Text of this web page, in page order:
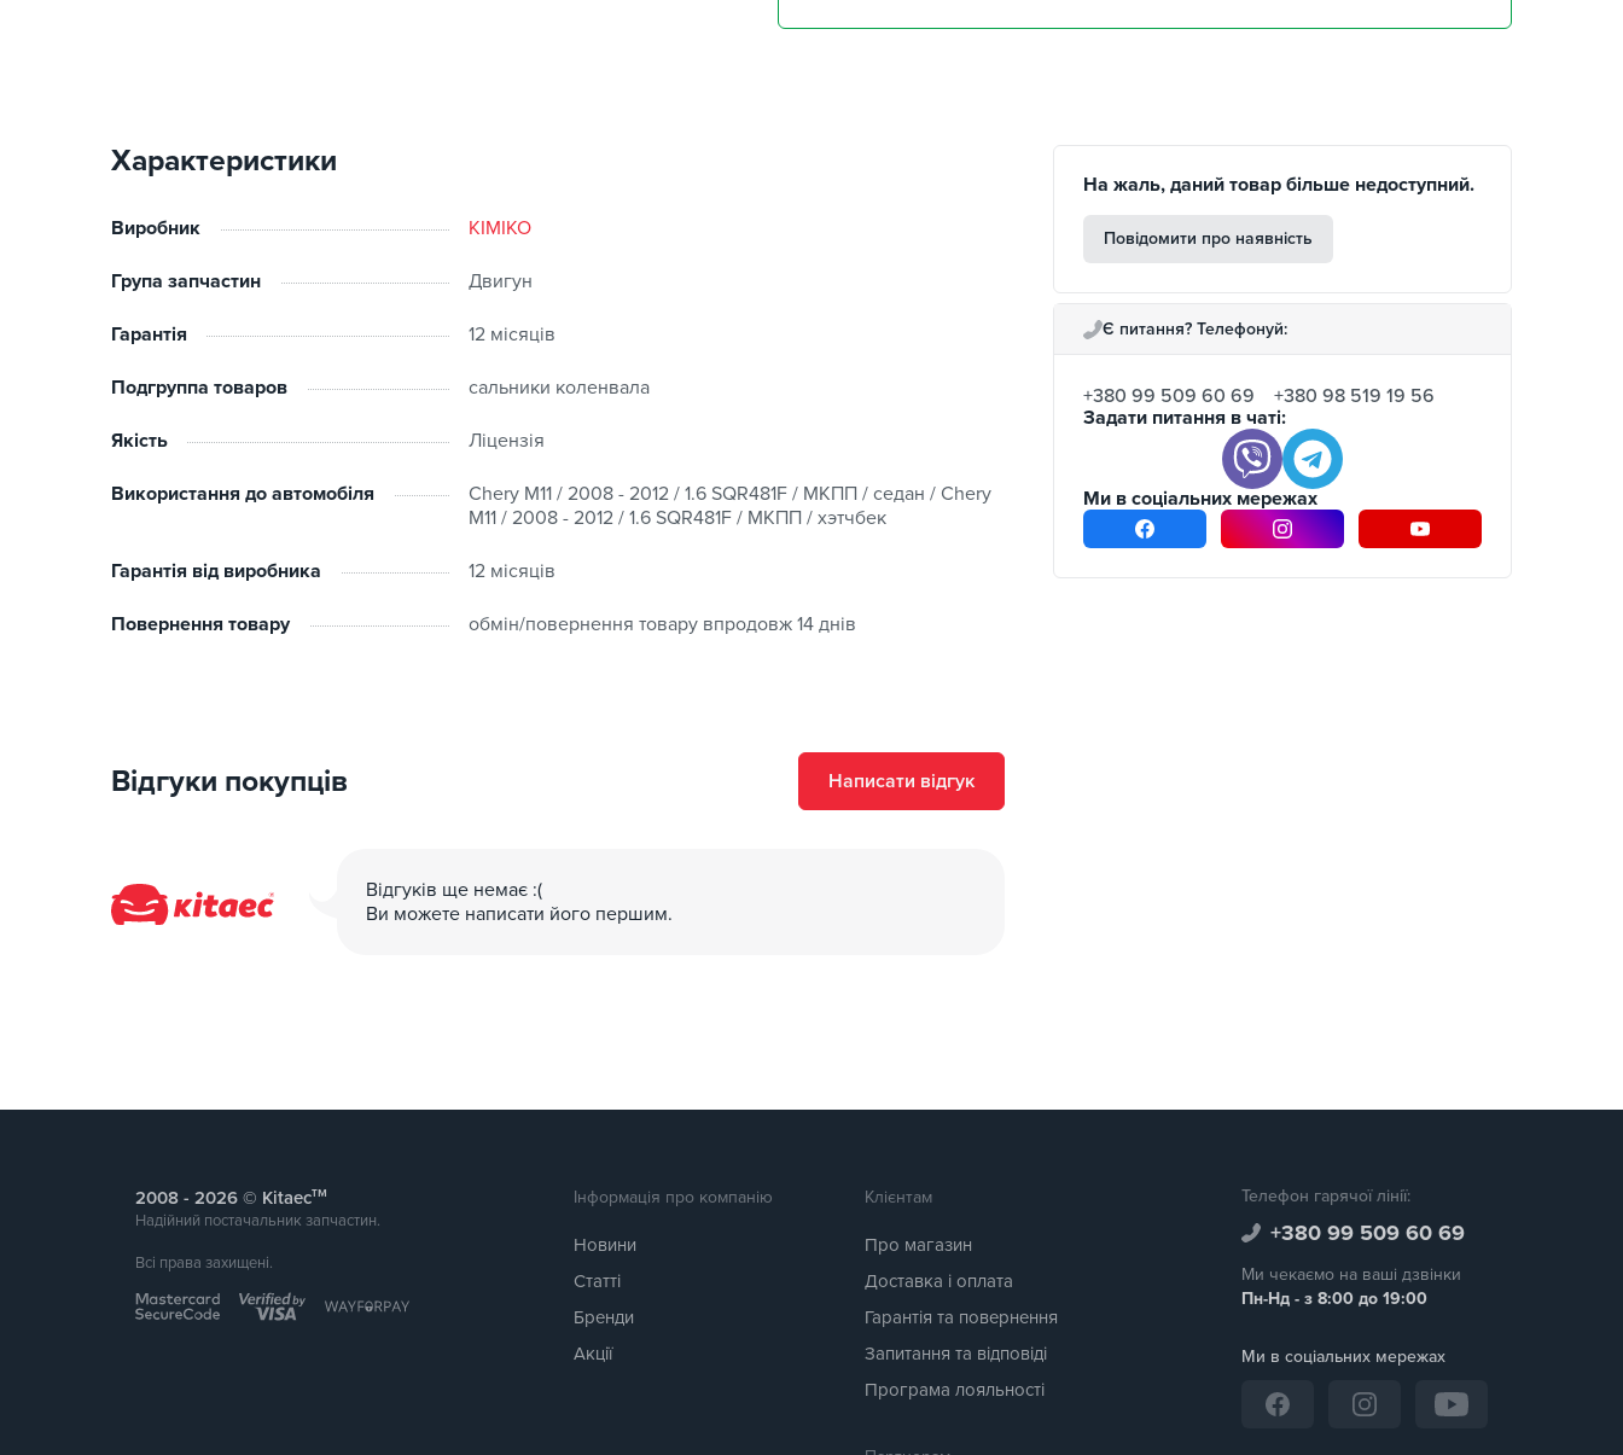
Характеристики
Виробник KIMIKO
Група запчастин Двигун
Гарантія 12 місяців
Подгруппа товаров сальники коленвала
Якість Ліцензія
Використання до автомобіля
Chery M11 / 2008 - 2012 / 1.6 SQR481F / МКПП / седан / Chery
M11 / 2008 - 2012 / 1.6 SQR481F / МКПП / хэтчбек
Гарантія від виробника 12 місяців
Повернення товару обмін/повернення товару впродовж 14 днів
Відгуки покупців Написати відгук
Відгуків ще немає :(
Ви можете написати його першим.
На жаль, даний товар більше недоступний.
Повідомити про наявність
Є питання? Телефонуй:
+380 99 509 60 69
+380 98 519 19 56
Задати питання в чаті:
Ми в соціальних мережах
Інформація про компанію
Новини
Статті
Бренди
Акції
Клієнтам
Про магазин
Доставка і оплата
Гарантія та повернення
Запитання та відповіді
Програма лояльності
Телефон гарячої лінії:
+380 99 509 60 69
Ми чекаємо на ваші дзвінки
Пн-Нд - з 8:00 до 19:00
Ми в соціальних мережах
2008 - © Kitaecтм
Надійний постачальник запчастин.
Всі права захищені.